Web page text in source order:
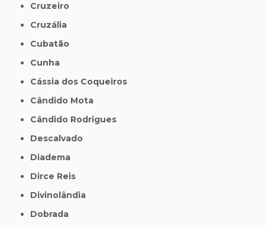
Cruzeiro
Cruzália
Cubatão
Cunha
Cássia dos Coqueiros
Cândido Mota
Cândido Rodrigues
Descalvado
Diadema
Dirce Reis
Divinolândia
Dobrada